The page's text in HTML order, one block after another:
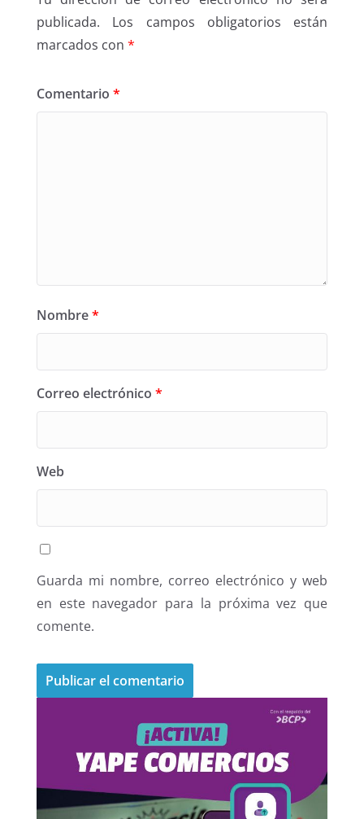
publicada.
Los campos obligatorios están
marcados con *
Comentario *
Nombre*
Correo electrónico *
Web
Guarda mi nombre, correo electrónico y web
en este navegador para la próxima vez que
comente.